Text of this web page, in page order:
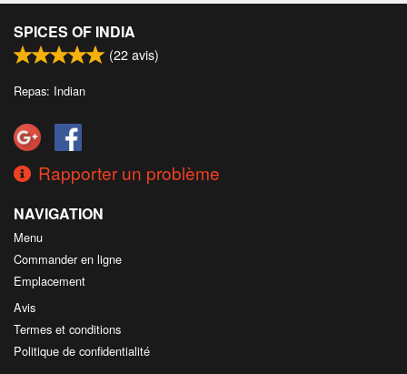
SPICES OF INDIA
(22avis)
Repas: Indian
Rapporter un problème
NAVIGATION
Menu
Commander en ligne
Emplacement
Avis
Termes et conditions
Politique de confidentialité